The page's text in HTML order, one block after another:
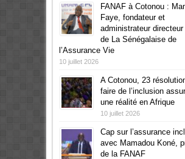
FANAF à Cotonou :
Faye, fondateur et
administrateur directeur
de La Sénégalaise de
l’Assurance Vie
10 juillet 2026
A Cotonou, 23
faire de l’inclusion
une réalité en Afrique
10 juillet 2026
Cap sur l’assurance
avec Mamadou Koné,
de la FANAF